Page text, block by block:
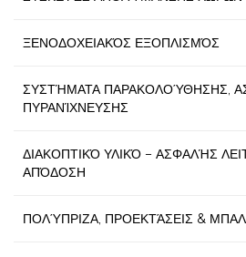
ΞΕΝΟΔΟΧΕΙΑΚΌΣ ΕΞΟΠΛΙΣΜΌΣ
ΣΥΣΤΉΜΑΤΑ ΠΑΡΑΚΟΛΟΎΘΗΣΗΣ,
ΠΥΡΑΝΊΧΝΕΥΣΗΣ
ΔΙΑΚΟΠΤΙΚΌ ΥΛΙΚΌ – ΑΣΦΑΛΉΣ
ΑΠΌΔΟΣΗ
ΠΟΛΎΠΡΙΖΑ, ΠΡΟΕΚΤΆΣΕΙΣ &